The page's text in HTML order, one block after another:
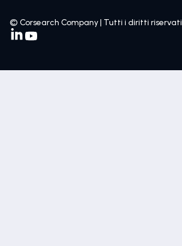
© Corsearch Company | Tutti i diritti riservati